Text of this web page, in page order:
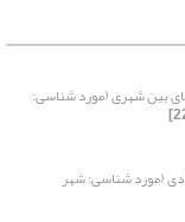
بین شهری (مورد شناسی:
(مورد شناسی: شهر